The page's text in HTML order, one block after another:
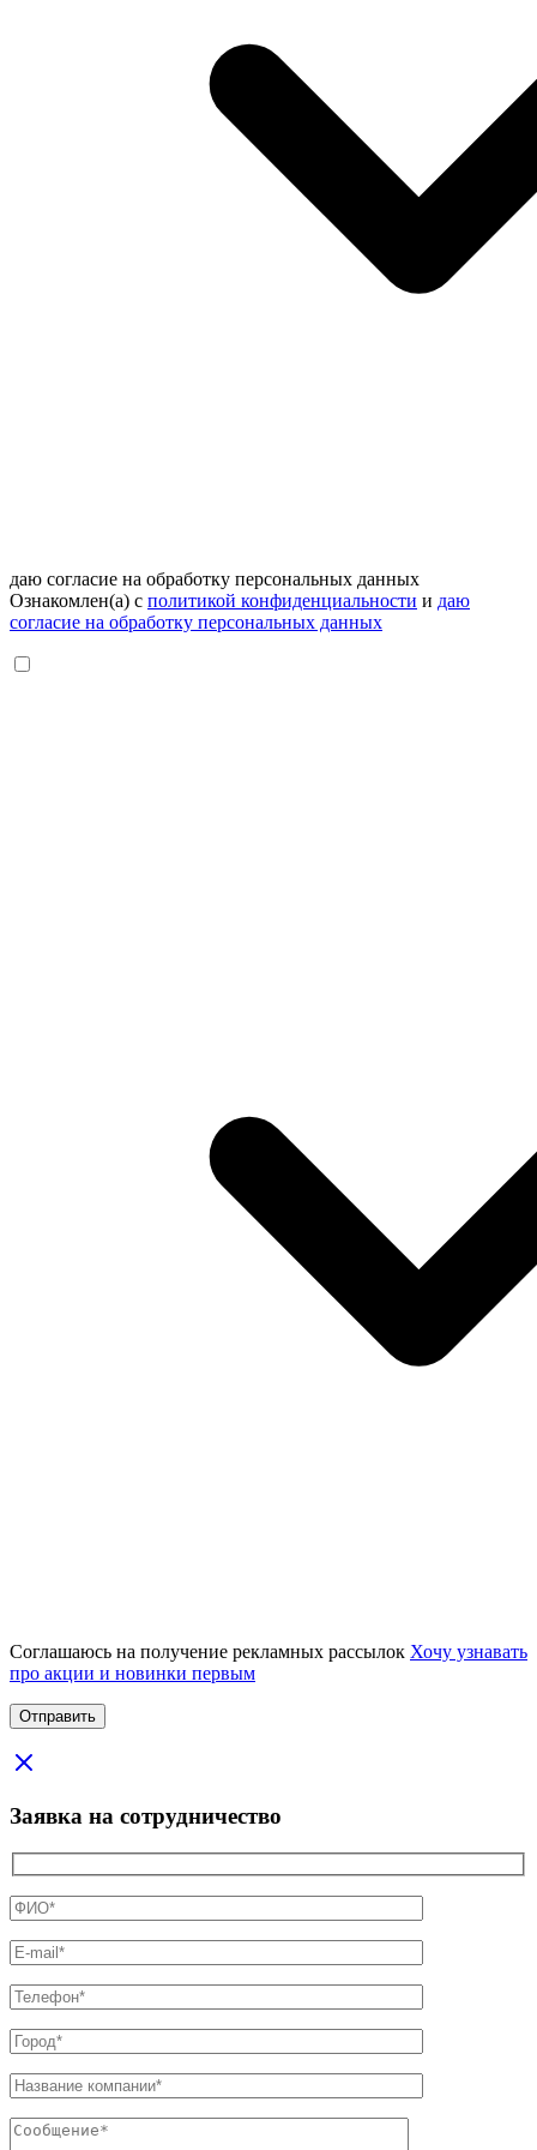
даю согласие на обработку персональных данных
Ознакомлен(а) с политикой конфиденциальности и даю
согласие на обработку персональных данных
Соглашаюсь на получение рекламных рассылок Хочу узнавать
про акции и новинки первым
Заявка на сотрудничество